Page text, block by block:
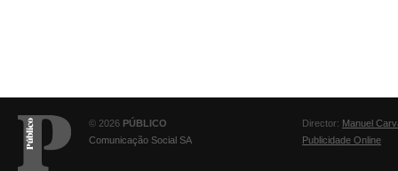
© 2026 PÚBLICO
Comunicação Social SA
Director: Manuel
Publicidade Online